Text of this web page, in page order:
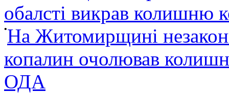
обалсті викрав колишню
•На Житомирщині
копалин очолював
ОДА